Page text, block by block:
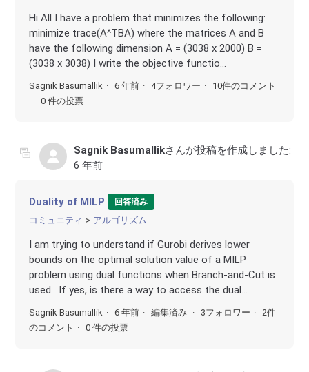
Hi All I have a problem that minimizes the following:
minimize trace(A^TBA) where the matrices A and B
have the following dimension A = (3038 x 2000) B =
(3038 x 3038) I write the objective functio...
Sagnik Basumallik 6 年前 4フォロワー
10件のコメント
0 件の投票
Sagnik Basumallikさんが投稿を作成しました:
6 年前
Duality of MILP 回答済み
コミュニティ アルゴリズム
I am trying to understand if Gurobi derives lower
bounds on the optimal solution value of a MILP
problem using dual functions when Branch-and-Cut is
used. If yes, is there a way to access the dual...
Sagnik Basumallik 6 年前 編集済み 3フォロワー
2件
のコメント
0 件の投票